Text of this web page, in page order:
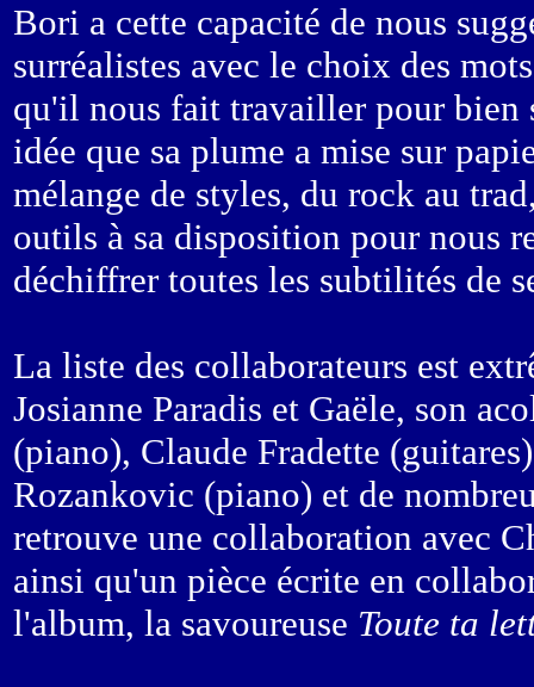
Bori a cette capacité de nous
surréalistes avec le choix des
qu'il nous fait travailler pour bien
idée que sa plume a mise sur
mélange de styles, du rock au
outils à sa disposition pour nous
déchiffrer toutes les subtilités de
La liste des collaborateurs est
Josianne Paradis et Gaële, son
(piano), Claude Fradette
Rozankovic (piano) et de
retrouve une collaboration avec
ainsi qu'un pièce écrite en
l'album, la savoureuse Toute ta